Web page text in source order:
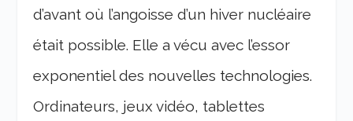
d’avant où l’angoisse d’un hiver nucléaire
était possible. Elle a vécu avec l’essor
exponentiel des nouvelles technologies.
Ordinateurs, jeux vidéo, tablettes